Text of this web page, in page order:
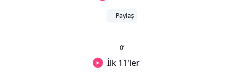
Paylaş
0’
İlk 11'ler